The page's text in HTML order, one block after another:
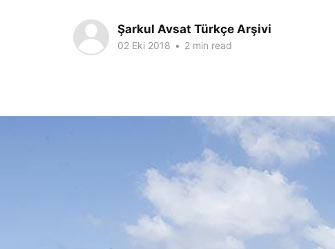
Şarkul Avsat Türkçe Arşivi
02 Eki 2018 • 2 min read